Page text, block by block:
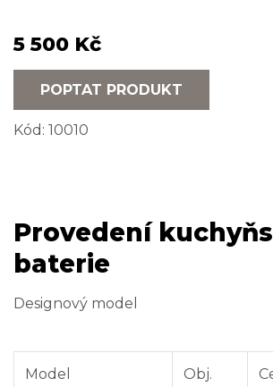
5 500 Kč
POPTAT PRODUKT
Kód: 10010
Provedení
baterie
Designový model
Model
Obj.